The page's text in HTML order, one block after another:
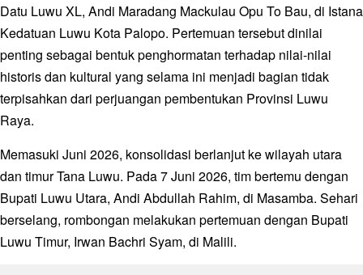
Datu Luwu XL, Andi Maradang Mackulau Opu To Bau, di Istana
Kedatuan Luwu Kota Palopo. Pertemuan tersebut dinilai
penting sebagai bentuk penghormatan terhadap nilai-nilai
historis dan kultural yang selama ini menjadi bagian tidak
terpisahkan dari perjuangan pembentukan Provinsi Luwu
Raya.
Memasuki Juni 2026, konsolidasi berlanjut ke wilayah utara
dan timur Tana Luwu. Pada 7 Juni 2026, tim bertemu dengan
Bupati Luwu Utara, Andi Abdullah Rahim, di Masamba. Sehari
berselang, rombongan melakukan pertemuan dengan Bupati
Luwu Timur, Irwan Bachri Syam, di Malili.